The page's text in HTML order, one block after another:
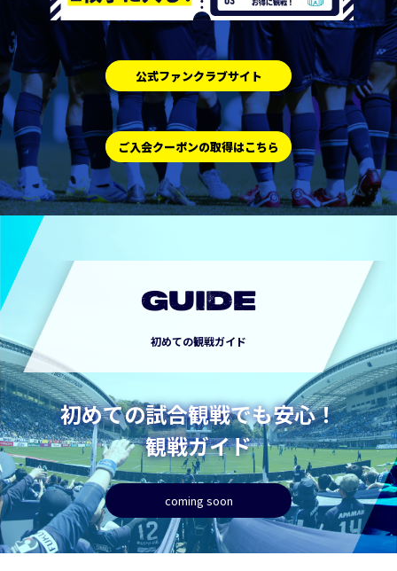
公式ファンクラブサイト
ご入会クーポンの取得はこちら
GUIDE
初めての観戦ガイド
初めての試合観戦でも安心！
観戦ガイド
coming soon